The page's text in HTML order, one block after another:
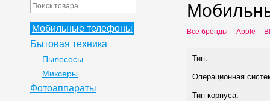
Все бренды Apple
Тип:
Операционная
Тип корпуса:
Мобильные телефоны
Бытовая техника
Пылесосы
Миксеры
Фотоаппараты